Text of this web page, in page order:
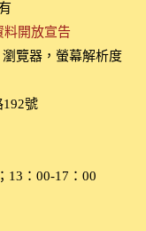
料開放宣告
瀏覽器，螢幕解析度
192號
13：00-17：00